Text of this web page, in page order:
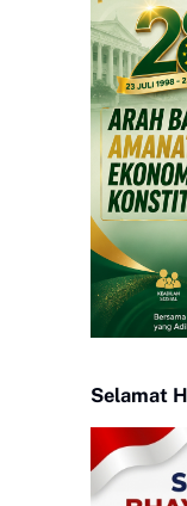
Selamat